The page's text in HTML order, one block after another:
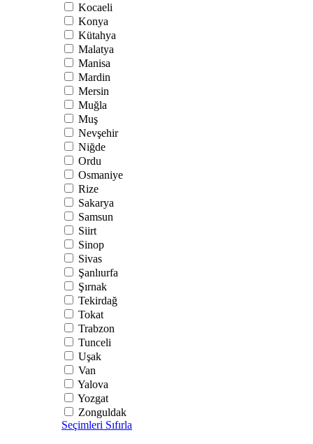
Kocaeli
Konya
Kütahya
Malatya
Manisa
Mardin
Mersin
Muğla
Muş
Nevşehir
Niğde
Ordu
Osmaniye
Rize
Sakarya
Samsun
Siirt
Sinop
Sivas
Şanlıurfa
Şırnak
Tekirdağ
Tokat
Trabzon
Tunceli
Uşak
Van
Yalova
Yozgat
Zonguldak
Seçimleri Sıfırla